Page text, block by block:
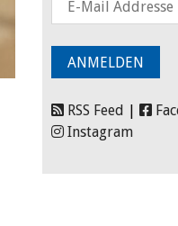
RSS Feed
Instagram